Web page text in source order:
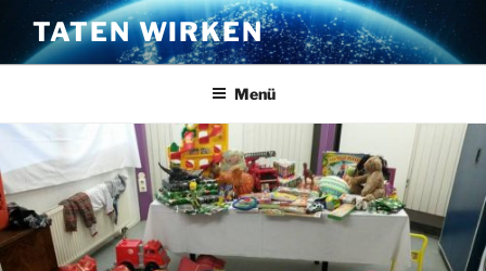
Inhalt
springen
TATEN WIRKEN
Menü